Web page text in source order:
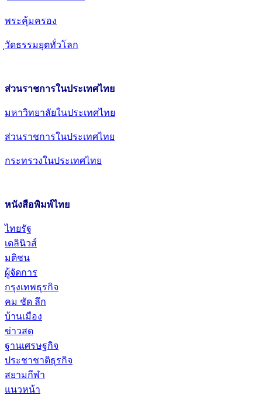
พระคุ้มครอง
วัดธรรมยุตทั่วโลก
ส่วนราชการในประเทศไทย
มหาวิทยาลัยในประเทศไทย
ส่วนราชการในประเทศไทย
กระทรวงในประเทศไทย
หนังสือพิมพ์ไทย
ไทยรัฐ
เดลินิวส์
มติชน
ผู้จัดการ
กรุงเทพธุรกิจ
คม ชัด ลึก
บ้านเมือง
ข่าวสด
ฐานเศรษฐกิจ
ประชาชาติธุรกิจ
สยามกีฬา
แนวหน้า